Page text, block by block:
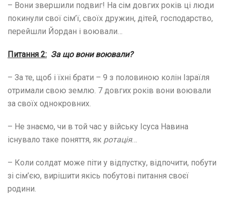
– Вони звершили подвиг! На сім довгих років ці люди
покинули свої сім’ї, своїх дружин, дітей, господарство,
перейшли Йордан і воювали…
Питання 2: За що вони воювали?
– За те, щоб і їхні брати – 9 з половиною колін Ізраїля
отримали свою землю. 7 довгих років вони воювали
за своїх однокровних.
– Не знаємо, чи в той час у війську Ісуса Навина
існувало таке поняття, як ротація…
– Коли солдат може піти у відпустку, відпочити, побути
зі сім’єю, вирішити якісь побутові питання своєї
родини.